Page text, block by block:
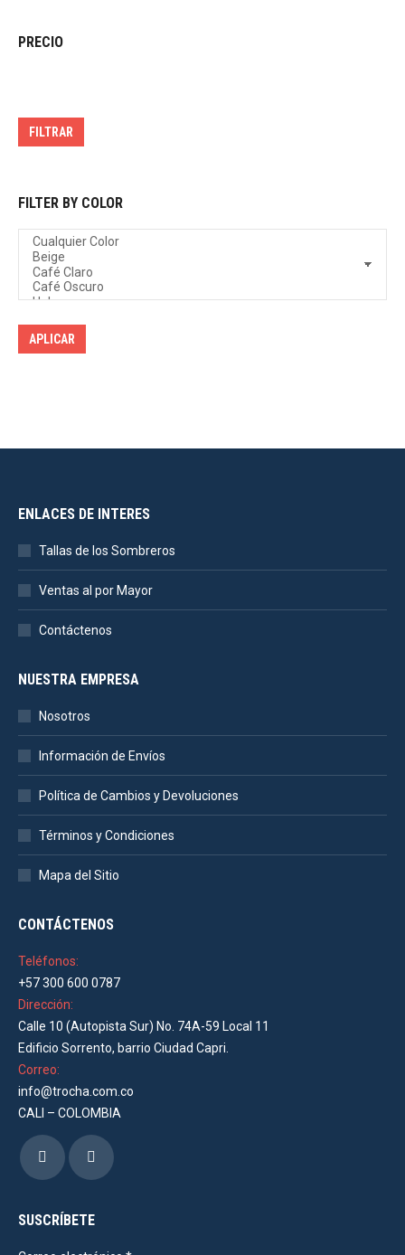
PRECIO
FILTRAR
FILTER BY COLOR
APLICAR
ENLACES DE INTERES
Tallas de los Sombreros
Ventas al por Mayor
Contáctenos
NUESTRA EMPRESA
Nosotros
Información de Envíos
Política de Cambios y Devoluciones
Términos y Condiciones
Mapa del Sitio
CONTÁCTENOS
Teléfonos:
+57 300 600 0787
Dirección:
Calle 10 (Autopista Sur) No. 74A-59 Local 11
Edificio Sorrento, barrio Ciudad Capri.
Correo:
info@trocha.com.co
CALI – COLOMBIA
Encuéntranos en:
Facebook
opens
Instagram
opens
SUSCRÍBETE